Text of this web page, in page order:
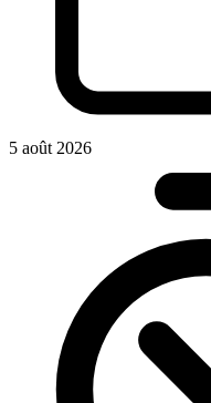
5 août 2026